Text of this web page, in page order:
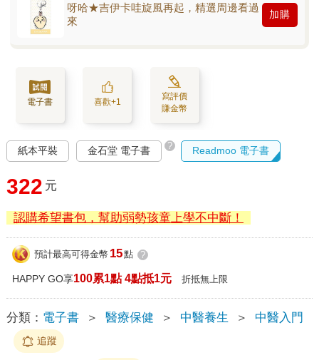
呀哈★吉伊卡哇旋風再起，精選周邊看過
來
加購
電子書 喜歡+1
寫評價
賺金幣
紙本平裝 金石堂 電子書 ? Readmoo 電子書
322 元
認購希望書包，幫助弱勢孩童上學不中斷！
預計最高可得金幣 15點 ?
HAPPY GO享100累1點 4點抵1元 折抵無上限
分類： 電子書 ＞ 醫療保健 ＞ 中醫養生 ＞ 中醫入門
追蹤